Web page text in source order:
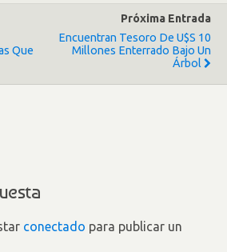
Que
Próxima Entrada
Encuentran Tesoro De U$S 10
Millones Enterrado Bajo Un
Árbol
conectado para publicar un